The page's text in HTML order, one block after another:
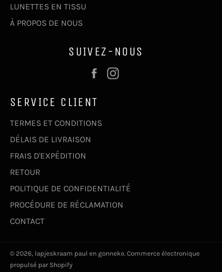
LUNETTES EN TISSU
À PROPOS DE NOUS
SUIVEZ-NOUS
Facebook
SERVICE CLIENT
TERMES ET CONDITIONS
DÉLAIS DE LIVRAISON
FRAIS D'EXPÉDITION
RETOUR
POLITIQUE DE CONFIDENTIALITÉ
PROCÉDURE DE RÉCLAMATION
CONTACT
© 2026, lapjeskraam paul en gonneke. Commerce électronique
propulsé par Shopify